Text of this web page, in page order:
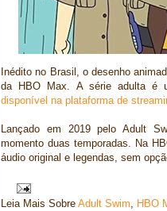
Inédito no Brasil, o desenho
da HBO Max. A série adulta é
disponível na plataforma de
Lançado em 2019 pelo Adult
momento duas temporadas. Na
áudio original e legendas, sem
Leia Mais Sobre Adult Swim, HBO